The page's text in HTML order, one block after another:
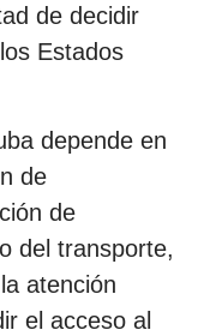
de decidir
Estados
depende en
de
de
del transporte,
atención
el acceso al